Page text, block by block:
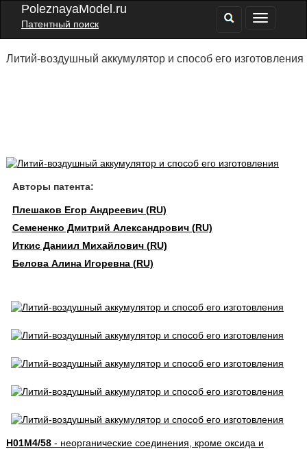
PoleznayaModel.ru
Патентный поиск
Литий-воздушный аккумулятор и способ его изготовления
Авторы патента:
Плешаков Егор Андреевич (RU)
Семененко Дмитрий Александрович (RU)
Иткис Даниил Михайлович (RU)
Белова Алина Игоревна (RU)
H01M4/58- неорганические соединения, кроме оксида и